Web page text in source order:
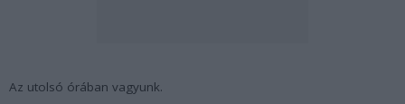
Az utolsó órában vagyunk.